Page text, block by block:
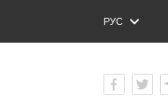
РУС
ENG